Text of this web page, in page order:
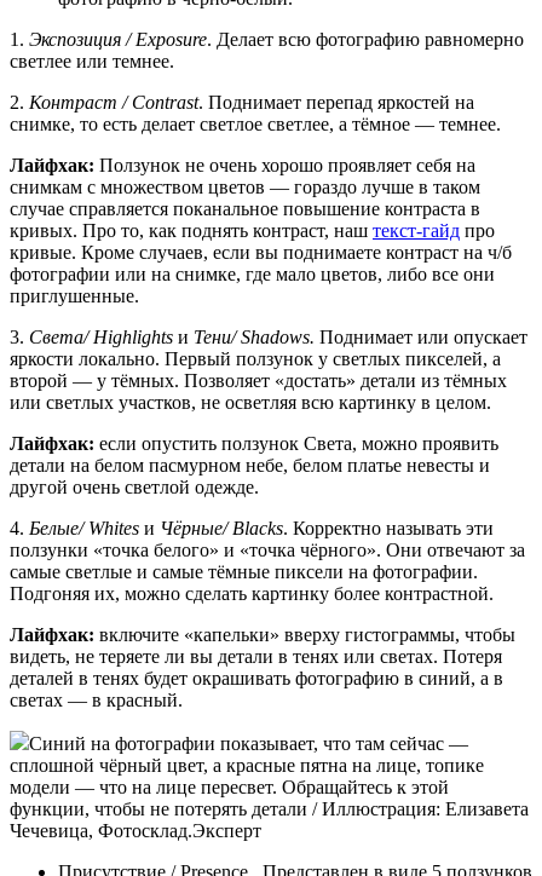
1. Экспозиция / Exposure. Делает всю фотографию равномерно
светлее или темнее.
2. Контраст / Contrast. Поднимает перепад яркостей на
снимке, то есть делает светлое светлее, а тёмное — темнее.
Лайфхак: Ползунок не очень хорошо проявляет себя на
снимкам с множеством цветов — гораздо лучше в таком
случае справляется поканальное повышение контраста в
кривых. Про то, как поднять контраст, наш текст-гайд про
кривые. Кроме случаев, если вы поднимаете контраст на ч/б
фотографии или на снимке, где мало цветов, либо все они
приглушенные.
3. Света/ Highlights и Тени/ Shadows. Поднимает или опускает
яркости локально. Первый ползунок у светлых пикселей, а
второй — у тёмных. Позволяет «достать» детали из тёмных
или светлых участков, не осветляя всю картинку в целом.
Лайфхак: если опустить ползунок Света, можно проявить
детали на белом пасмурном небе, белом платье невесты и
другой очень светлой одежде.
4. Белые/ Whites и Чёрные/ Blacks. Корректно называть эти
ползунки «точка белого» и «точка чёрного». Они отвечают за
самые светлые и самые тёмные пиксели на фотографии.
Подгоняя их, можно сделать картинку более контрастной.
Лайфхак: включите «капельки» вверху гистограммы, чтобы
видеть, не теряете ли вы детали в тенях или светах. Потеря
деталей в тенях будет окрашивать фотографию в синий, а в
светах — в красный.
Синий на фотографии показывает, что там сейчас —
сплошной чёрный цвет, а красные пятна на лице, топике
модели — что на лице пересвет. Обращайтесь к этой
функции, чтобы не потерять детали / Иллюстрация: Елизавета
Чечевица, Фотосклад.Эксперт
Присутствие / Presence. Представлен в виде 5 ползунков